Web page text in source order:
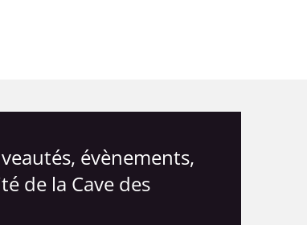
évènements,
de la Cave des